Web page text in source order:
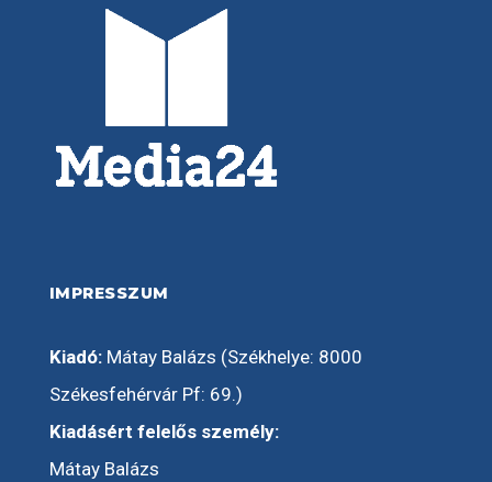
IMPRESSZUM
Kiadó:Mátay Balázs (Székhelye: 8000
Székesfehérvár Pf: 69.)
Kiadásért felelős személy:
Mátay Balázs